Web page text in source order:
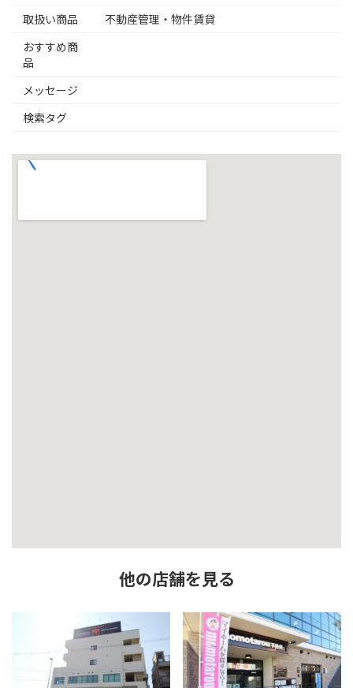
取扱い商品 不動産管理・物件賃貸
おすすめ商
品
メッセージ
検索タグ
他の店舗を見る